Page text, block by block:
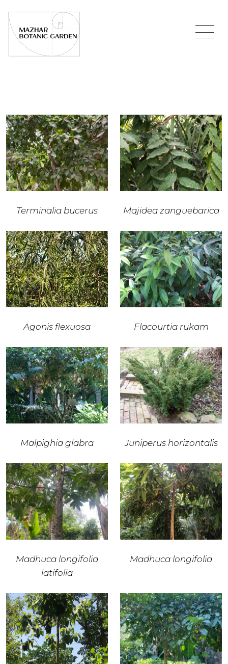
Terminalia bucerus Majidea zanguebarica
Agonis flexuosa Flacourtia rukam
Malpighia glabra Juniperus horizontalis
Madhuca longifolia
latifolia
Madhuca longifolia